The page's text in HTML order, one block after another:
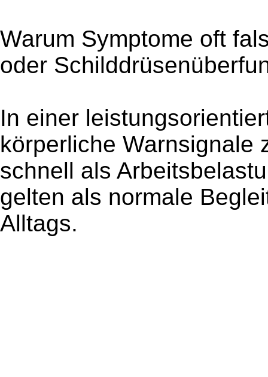
Warum Symptome oft
oder
In einer
körperliche Warnsignale
schnell als
gelten als normale
Alltags.